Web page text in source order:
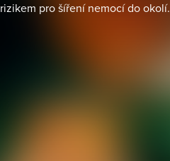
rizikem pro šíření nemocí do okolí.